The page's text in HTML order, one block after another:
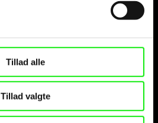
Tillad alle
Tillad valgte